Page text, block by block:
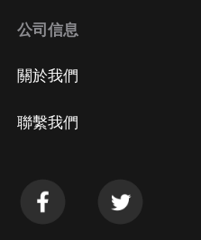
公司信息
關於我們
聯繫我們